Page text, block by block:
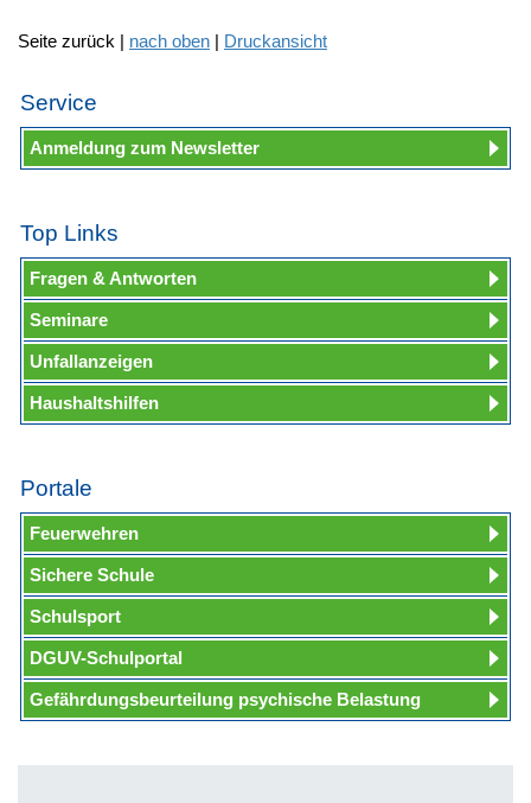
Seite zurück | nach oben | Druckansicht
Service
Anmeldung zum Newsletter
Top Links
Fragen & Antworten
Seminare
Unfallanzeigen
Haushaltshilfen
Portale
Feuerwehren
Sichere Schule
Schulsport
DGUV-Schulportal
Gefährdungsbeurteilung psychische Belastung